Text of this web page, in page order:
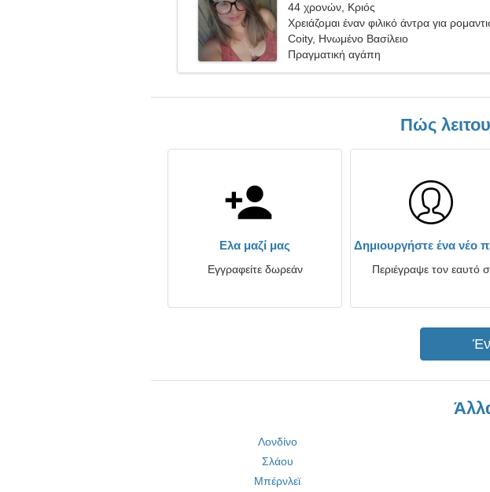
44 χρονών, Κριός
Χρειάζομαι έναν φιλικό άντρα για
Coity, Ηνωμένο Βασίλειο
Πραγματική αγάπη
Πώς
Ελα μαζί μας
Εγγραφείτε δωρεάν
Δημιουργήστε ένα νέο
Περιέγραψε τον εαυτό
Λονδίνο
Σλάου
Μπέρνλεϊ